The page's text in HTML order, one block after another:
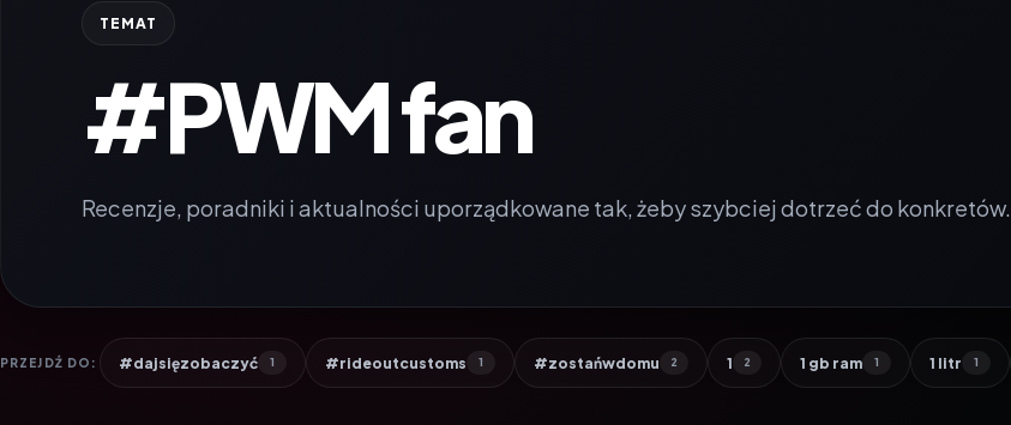
TEMAT
#PWM fan
Recenzje, poradniki i aktualności uporządkowane tak, żeby szybciej dotrzeć do konkretów.
PRZEJDŹ DO: #dajsięzobaczyć 1 #rideoutcustoms 1 #zostańwdomu 2 1 2 1 gb ram 1 1 litr 1